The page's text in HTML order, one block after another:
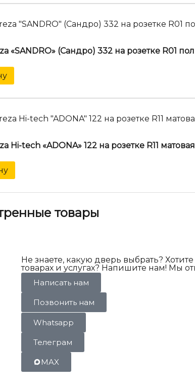
«SANDRO» (Сандро) 332 на розетке R01
Hi-tech «ADONA» 122 на розетке R11
товары
Не знаете, какую дверь выбрать?
товарах и услугах? Напишите нам! Мы
Написать нам
Позвонить нам
Whatsapp
Телеграм
MAX